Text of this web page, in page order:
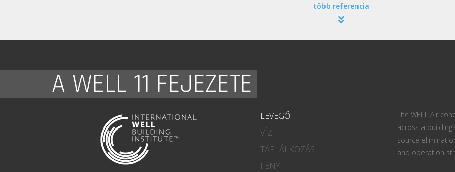
több referencia
A WELL 11 FEJEZETE
LEVEGŐ
VÍZ
TÁPLÁLKOZÁS
FÉNY
The WELL Air
across a
source
and operation